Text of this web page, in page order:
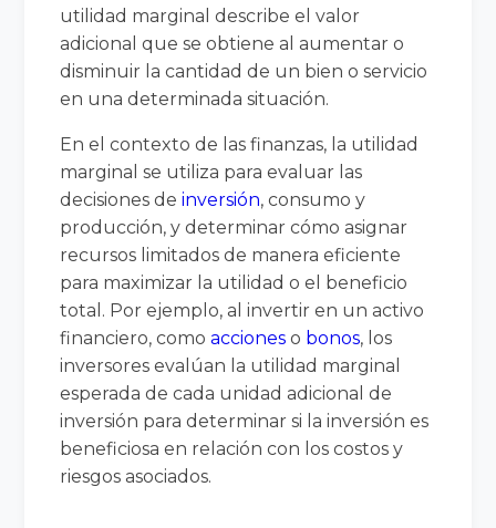
utilidad marginal describe el valor
adicional que se obtiene al aumentar o
disminuir la cantidad de un bien o servicio
en una determinada situación.
En el contexto de las finanzas, la utilidad
marginal se utiliza para evaluar las
decisiones deinversión, consumo y
producción, y determinar cómo asignar
recursos limitados de manera eficiente
para maximizar la utilidad o el beneficio
total. Por ejemplo, al invertir en un activo
financiero, comoacciones o bonos, los
inversores evalúan la utilidad marginal
esperada de cada unidad adicional de
inversión para determinar si la inversión es
beneficiosa en relación con los costos y
riesgos asociados.